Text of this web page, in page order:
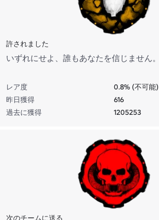
許されました
いずれにせよ、誰もあなたを信じません。
レア度
0.8% (不可能)
昨日獲得
616
過去に獲得
1205253
次のチームに送る